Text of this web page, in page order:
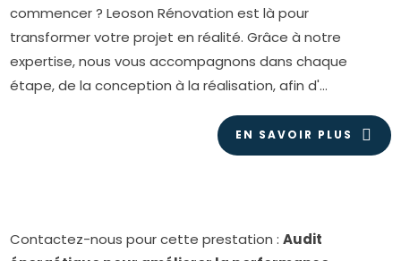
commencer ? Leoson Rénovation est là pour
transformer votre projet en réalité. Grâce à notre
expertise, nous vous accompagnons dans chaque
étape, de la conception à la réalisation, afin d'...
EN SAVOIR PLUS
Contactez-nous pour cette prestation :Audit